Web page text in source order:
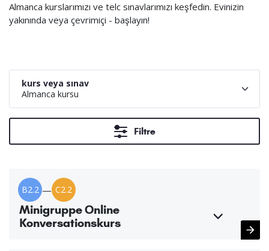
Almanca kurslarımızı ve telc sınavlarımızı keşfedin. Evinizin
yakınında veya çevrimiçi - başlayın!
kurs veya sınav
Almanca kursu
Filtre
B2.2 — C2.2
Minigruppe Online
Konversationskurs